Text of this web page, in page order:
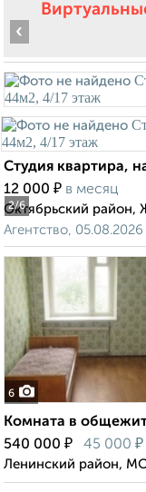
2/6
‹
Студия квартира,
12 000 ₽ в месяц
Октябрьский район,
Агентство, 05.08.2026
6
Комната в
540 000 ₽ 45 000 ₽
Ленинский район,